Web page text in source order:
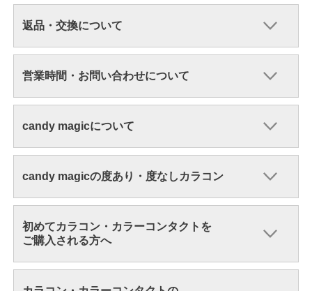
返品・交換について
営業時間・お問い合わせについて
candy magicについて
candy magicの度あり・度なしカラコン
初めてカラコン・カラーコンタクトを
ご購入される方へ